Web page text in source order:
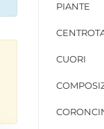
PIANTE
CUORI